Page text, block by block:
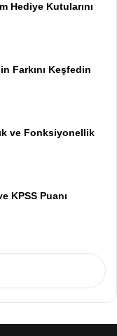
Hediye Kutularını
Farkını Keşfedin
ve Fonksiyonellik
KPSS Puanı